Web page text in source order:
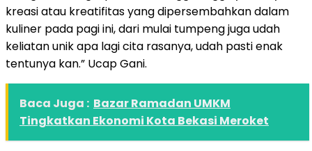
kreasi atau kreatifitas yang dipersembahkan dalam
kuliner pada pagi ini, dari mulai tumpeng juga udah
keliatan unik apa lagi cita rasanya, udah pasti enak
tentunya kan.” Ucap Gani.
Baca Juga : Bazar Ramadan UMKM
Tingkatkan Ekonomi Kota Bekasi Meroket